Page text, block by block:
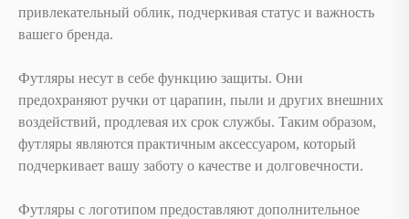
привлекательный облик, подчеркивая статус и важность
вашего бренда.
Футляры несут в себе функцию защиты. Они
предохраняют ручки от царапин, пыли и других внешних
воздействий, продлевая их срок службы. Таким образом,
футляры являются практичным аксессуаром, который
подчеркивает вашу заботу о качестве и долговечности.
Футляры с логотипом предоставляют дополнительное